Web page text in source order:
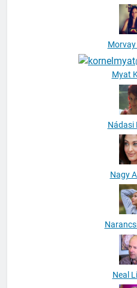
Myat
Nádasi
Nagy
Neal